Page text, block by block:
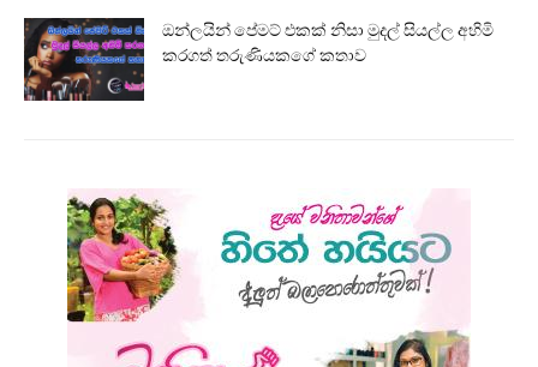
ඔන්ලයින් පේමට් එකක් නිසා මුදල් සියල්ල අහිමි
කරගත් තරුණියකගේ කතාව